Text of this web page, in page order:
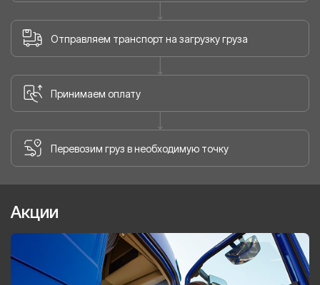
Отправляем транспорт на загрузку груза
Принимаем оплату
Перевозим груз в необходимую точку
Акции